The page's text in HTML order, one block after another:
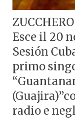
Esce il 20
Sesión
primo
radio e